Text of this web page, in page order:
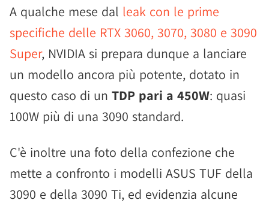
A qualche mese dal leak con le prime
specifiche delle RTX 3060, 3070, 3080 e 3090
Super, NVIDIA si prepara dunque a lanciare
un modello ancora più potente, dotato in
questo caso di un TDP pari a 450W: quasi
100W più di una 3090 standard.
C'è inoltre una foto della confezione che
mette a confronto i modelli ASUS TUF della
3090 e della 3090 Ti, ed evidenzia alcune